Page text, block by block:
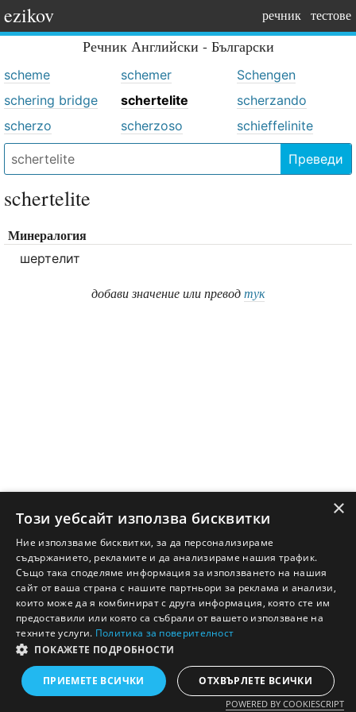
ezikov речник тестове
Речник Английски - Български
scheme schemer
Schengen
schering bridge
schertelite
scherzando
scherzo
scherzoso schieffelinite
Преведи
schertelite
Минералогия
шертелит
добави значение или преводтук
Английско - Български речник © Ezikov.com
Условия
Контакти Панел
×
Този уебсайт използва бисквитки
Ние използваме бисквитки, за да персонализираме
съдържанието, рекламите и да анализираме нашия трафик.
Също така споделяме информация за използването на нашия
сайт от ваша страна с нашите партньори за реклама и анализи,
които може да я комбинират с друга информация, която сте им
предоставили или която са събрали от вашето използване на
техните услуги. Политика за поверителност
ПОКАЖЕТЕ ПОДРОБНОСТИ
ПРИЕМЕТЕ ВСИЧКИ ОТХВЪРЛЕТЕ ВСИЧКИ
POWERED BY COOKIESCRIPT